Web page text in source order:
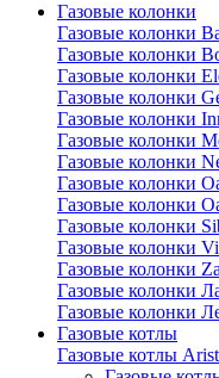
Газовые колонки
Газовые колонки
Газовые колонки
Газовые колонки
Газовые колонки
Газовые колонки
Газовые колонки
Газовые колонки
Газовые колонки
Газовые колонки
Газовые колонки
Газовые колонки
Газовые колонки
Газовые колонки
Газовые колонки
Газовые котлы
Газовые котлы